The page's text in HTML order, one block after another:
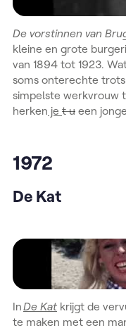
De vorstinnen van
kleine en grote
van 1894 tot 1923.
soms onterechte
simpelste werkvrouw
herken je t u een
1972
De Kat
Video
InDe Kat krijgt de
te maken met een